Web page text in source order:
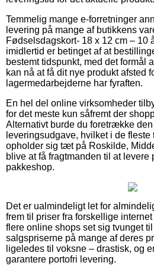
Temmelig mange e-forretninger
levering på mange af butikkens
Fødselsdagskort- 18 x 12 cm – 10
imidlertid er betinget af at
bestemt tidspunkt, med det formål
kan nå at få dit nye produkt afsted
lagermedarbejderne har fyraften.
En hel del online virksomheder
for det meste kun såfremt der
Alternativt burde du foretrække
leveringsudgave, hvilket i de
opholder sig tæt på Roskilde,
blive at få fragtmanden til at levere
pakkeshop.
Det er ualmindeligt let for
frem til priser fra forskellige
flere online shops set sig tvunget
salgspriserne på mange af deres
ligeledes til voksne – drastisk, og
garantere portofri levering.